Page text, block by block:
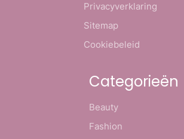
Privacyverklaring
Sitemap
Cookiebeleid
Categorieën
Beauty
Fashion